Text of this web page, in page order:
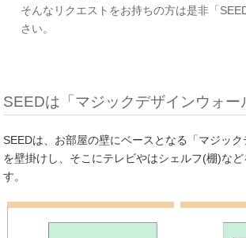
そんなリクエストをお持ちの方は是非「
さい。
SEEDは「マジックデザインウォー
SEEDは、お部屋の壁にベースとなる「マジック
を壁掛けし、そこにテレビやはシェルフ(棚)など
す。